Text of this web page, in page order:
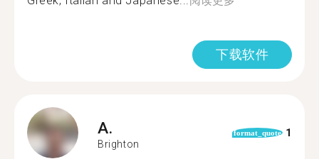
下载软件
A.
Brighton
format_quote 1